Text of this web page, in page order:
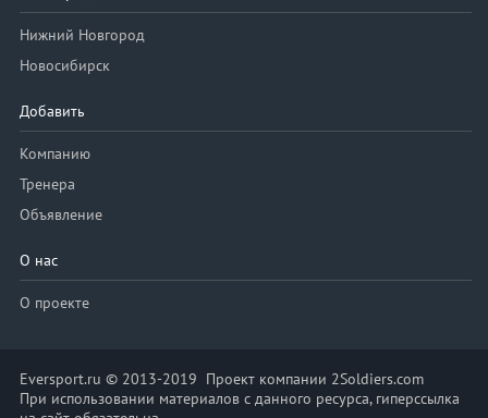
Нижний Новгород
Новосибирск
Добавить
Компанию
Тренера
Объявление
О нас
О проекте
Eversport.ru © 2013-2019 Проект компании 2Soldiers.com
При использовании материалов с данного ресурса, гиперссылка